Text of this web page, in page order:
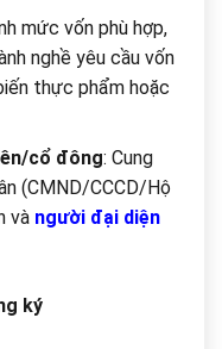
mức vốn phù hợp,
nghề yêu cầu vốn
thực phẩm hoặc
cổ đông: Cung
(CMND/CCCD/Hộ
và người đại diện
ký